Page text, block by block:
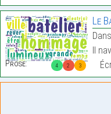
4 2 3
Prose:
Le
Il